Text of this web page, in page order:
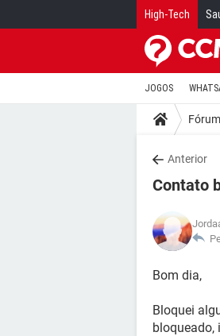
High-Tech
JOGOS
Fórum
Anterior
Contato
Bom dia,
Bloquei
bloqueado,